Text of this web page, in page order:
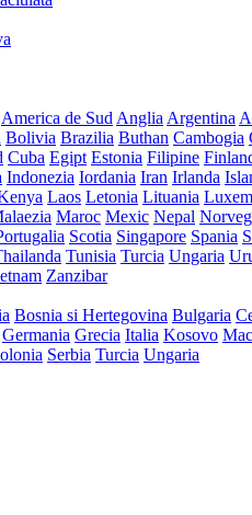
America de Sud Anglia Argentina
Bolivia Brazilia Buthan Cambogia
Cuba Egipt Estonia Filipine
Indonezia Iordania Iran Irlanda
Laos Letonia Lituania
Maroc Mexic Nepal
Scotia Singapore Spania
Tunisia Turcia Ungaria
Zanzibar
Bosnia si Hertegovina Bulgaria
Germania Grecia Italia Kosovo
Serbia Turcia Ungaria